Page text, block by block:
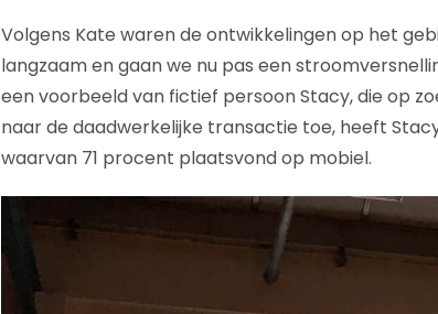
Volgens Kate waren de ontwikkelingen op het
langzaam en gaan we nu pas een
een voorbeeld van fictief persoon Stacy, die op
naar de daadwerkelijke transactie toe, heeft
waarvan 71 procent plaatsvond op mobiel.